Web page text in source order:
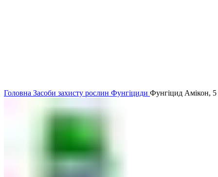
Головна Засоби захисту рослин Фунгіциди Фунгіцид Амікон, 5